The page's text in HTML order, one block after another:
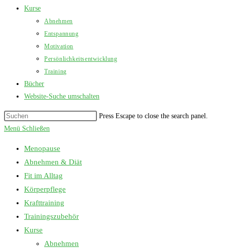
Kurse
Abnehmen
Entspannung
Motivation
Persönlichkeitsentwicklung
Training
Bücher
Website-Suche umschalten
Press Escape to close the search panel.
Menü Schließen
Menopause
Abnehmen & Diät
Fit im Alltag
Körperpflege
Krafttraining
Trainingszubehör
Kurse
Abnehmen